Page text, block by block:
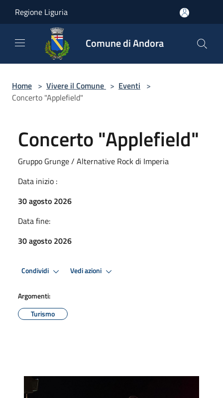
Regione Liguria
Comune di Andora
Home > Vivere il Comune > Eventi >
Concerto "Applefield"
Concerto "Applefield"
Gruppo Grunge / Alternative Rock di Imperia
Data inizio :
30 agosto 2026
Data fine:
30 agosto 2026
Condividi Vedi azioni
Argomenti:
Turismo